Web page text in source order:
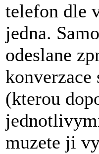
telefon dle
jedna.
odeslane
(kterou
muzete ji